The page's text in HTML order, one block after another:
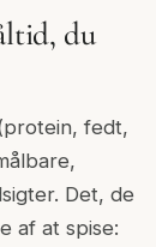
du
fedt,
Det, de
af at spise: